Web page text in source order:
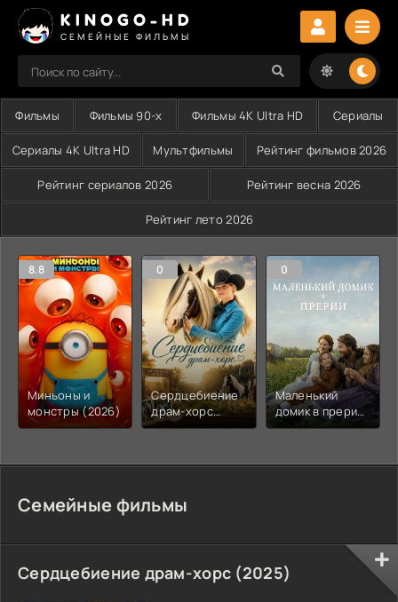
KINOGO-HD
СЕМЕЙНЫЕ ФИЛЬМЫ
Фильмы Фильмы 90-х Фильмы 4K Ultra HD Сериалы
Сериалы 4K Ultra HD Мультфильмы Рейтинг фильмов 2026
Рейтинг сериалов 2026 Рейтинг весна 2026
Рейтинг лето 2026
8.8
Миньоны и
монстры (2026)
0
Сердцебиение
драм-хорс
(2025)
0
Маленький
домик в прериях
(2026)
Семейные фильмы
Сердцебиение драм-хорс (2025)